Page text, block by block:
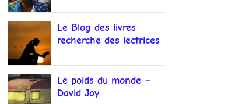
Le Blog des livres
recherche des lectrices
Le poids du monde –
David Joy